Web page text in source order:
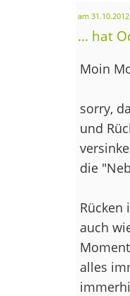
am
... hat
Moin
sorry,
und
die
Rücken
auch
alles